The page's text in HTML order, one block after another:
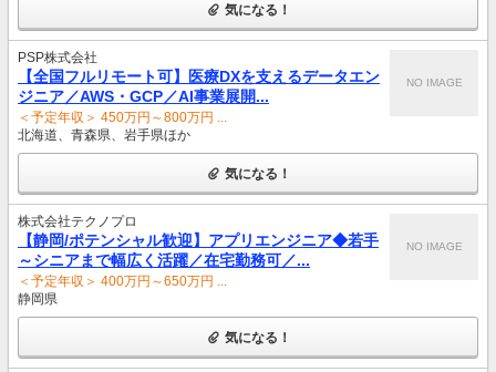
気になる！
PSP株式会社
【全国フルリモート可】医療DXを支えるデータエン
ジニア／AWS・GCP／AI事業展開...
＜予定年収＞ 450万円～800万円 ...
北海道、青森県、岩手県ほか
NO IMAGE
気になる！
株式会社テクノプロ
【静岡/ポテンシャル歓迎】アプリエンジニア◆若手
～シニアまで幅広く活躍／在宅勤務可／...
＜予定年収＞ 400万円～650万円 ...
静岡県
NO IMAGE
気になる！